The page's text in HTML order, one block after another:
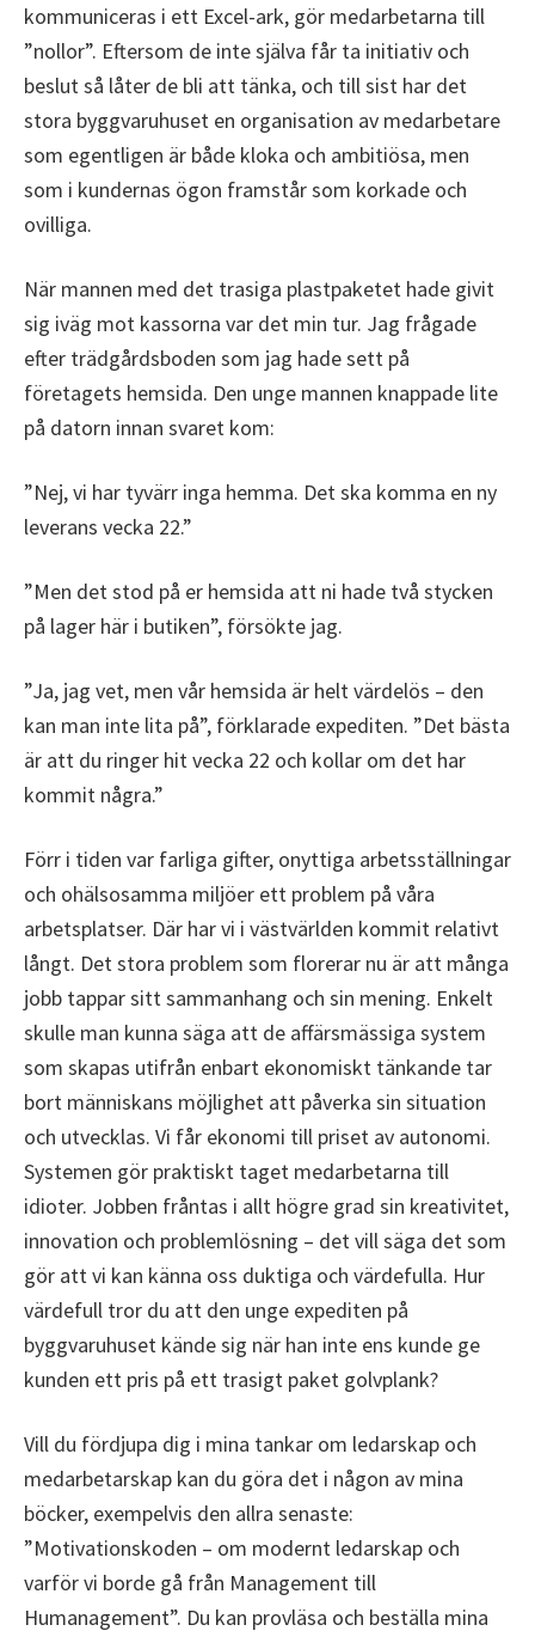
kommuniceras i ett Excel-ark, gör medarbetarna till
”nollor”. Eftersom de inte själva får ta initiativ och
beslut så låter de bli att tänka, och till sist har det
stora byggvaruhuset en organisation av medarbetare
som egentligen är både kloka och ambitiösa, men
som i kundernas ögon framstår som korkade och
ovilliga.
När mannen med det trasiga plastpaketet hade givit
sig iväg mot kassorna var det min tur. Jag frågade
efter trädgårdsboden som jag hade sett på
företagets hemsida. Den unge mannen knappade lite
på datorn innan svaret kom:
”Nej, vi har tyvärr inga hemma. Det ska komma en ny
leverans vecka 22.”
”Men det stod på er hemsida att ni hade två stycken
på lager här i butiken”, försökte jag.
”Ja, jag vet, men vår hemsida är helt värdelös – den
kan man inte lita på”, förklarade expediten. ”Det bästa
är att du ringer hit vecka 22 och kollar om det har
kommit några.”
Förr i tiden var farliga gifter, onyttiga arbetsställningar
och ohälsosamma miljöer ett problem på våra
arbetsplatser. Där har vi i västvärlden kommit relativt
långt. Det stora problem som florerar nu är att många
jobb tappar sitt sammanhang och sin mening. Enkelt
skulle man kunna säga att de affärsmässiga system
som skapas utifrån enbart ekonomiskt tänkande tar
bort människans möjlighet att påverka sin situation
och utvecklas. Vi får ekonomi till priset av autonomi.
Systemen gör praktiskt taget medarbetarna till
idioter. Jobben fråntas i allt högre grad sin kreativitet,
innovation och problemlösning – det vill säga det som
gör att vi kan känna oss duktiga och värdefulla. Hur
värdefull tror du att den unge expediten på
byggvaruhuset kände sig när han inte ens kunde ge
kunden ett pris på ett trasigt paket golvplank?
Vill du fördjupa dig i mina tankar om ledarskap och
medarbetarskap kan du göra det i någon av mina
böcker, exempelvis den allra senaste:
”Motivationskoden – om modernt ledarskap och
varför vi borde gå från Management till
Humanagement”. Du kan provläsa och beställa mina